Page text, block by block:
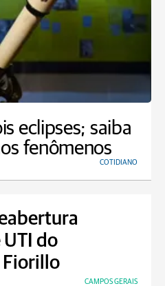
eclipses; saiba
fenômenos
COTIDIANO
UTI do
Fiorillo
CAMPOS GERAIS